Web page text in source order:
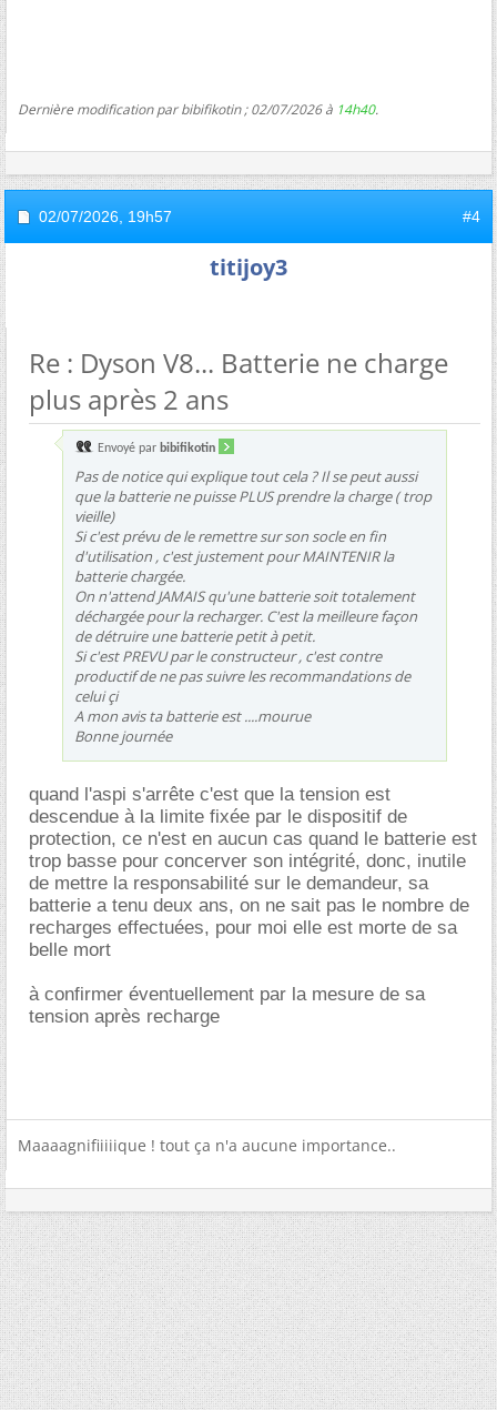
Dernière modification par bibifikotin ; 02/07/2026 à 14h40.
02/07/2026, 19h57 #4
titijoy3
Re : Dyson V8... Batterie ne charge
plus après 2 ans
Envoyé par bibifikotin
Pas de notice qui explique tout cela ? Il se peut aussi
que la batterie ne puisse PLUS prendre la charge ( trop
vieille)
Si c'est prévu de le remettre sur son socle en fin
d'utilisation , c'est justement pour MAINTENIR la
batterie chargée.
On n'attend JAMAIS qu'une batterie soit totalement
déchargée pour la recharger. C'est la meilleure façon
de détruire une batterie petit à petit.
Si c'est PREVU par le constructeur , c'est contre
productif de ne pas suivre les recommandations de
celui çi
A mon avis ta batterie est ....mourue
Bonne journée
quand l'aspi s'arrête c'est que la tension est
descendue à la limite fixée par le dispositif de
protection, ce n'est en aucun cas quand le batterie est
trop basse pour concerver son intégrité, donc, inutile
de mettre la responsabilité sur le demandeur, sa
batterie a tenu deux ans, on ne sait pas le nombre de
recharges effectuées, pour moi elle est morte de sa
belle mort
à confirmer éventuellement par la mesure de sa
tension après recharge
Maaaagnifiiiiique ! tout ça n'a aucune importance..